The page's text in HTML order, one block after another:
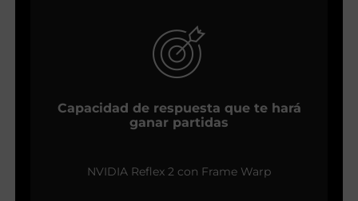
Capacidad de respuesta que te hará
ganar partidas
NVIDIA Reflex 2 con Frame Warp